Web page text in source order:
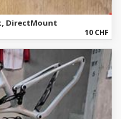
DirectMount
10 CHF